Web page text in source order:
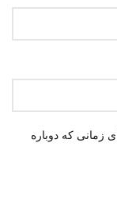
زمانی که دوباره